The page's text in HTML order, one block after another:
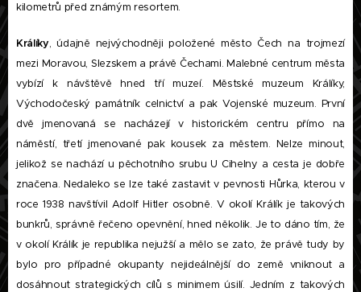
kilometrů před známým resortem.
Králíky, údajně nejvýchodněji položené město Čech na trojmezí
mezi Moravou, Slezskem a právě Čechami. Malebné centrum města
vybízí k návštěvě hned tří muzeí. Městské muzeum Králíky,
Východočeský památník celnictví a pak Vojenské muzeum. První
dvě jmenovaná se nacházejí v historickém centru přímo na
náměstí, třetí jmenované pak kousek za městem. Nelze minout,
jelikož se nachází u pěchotního srubu U Cihelny a cesta je dobře
značena. Nedaleko se lze také zastavit v pevnosti Hůrka, kterou v
roce 1938 navštívil Adolf Hitler osobně. V okolí Králík je takových
bunkrů, správně řečeno opevnění, hned několik. Je to dáno tím, že
v okolí Králík je republika nejužší a mělo se zato, že právě tudy by
bylo pro případné okupanty nejideálnější do země vniknout a
dosáhnout strategických cílů s minimem úsilí. Jedním z takových